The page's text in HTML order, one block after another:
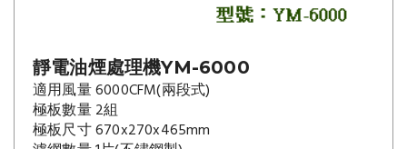
靜電油煙處理機YM-6000
適用風量6000CFM(兩段式)
極板數量 2組
極板尺寸670x270x465mm